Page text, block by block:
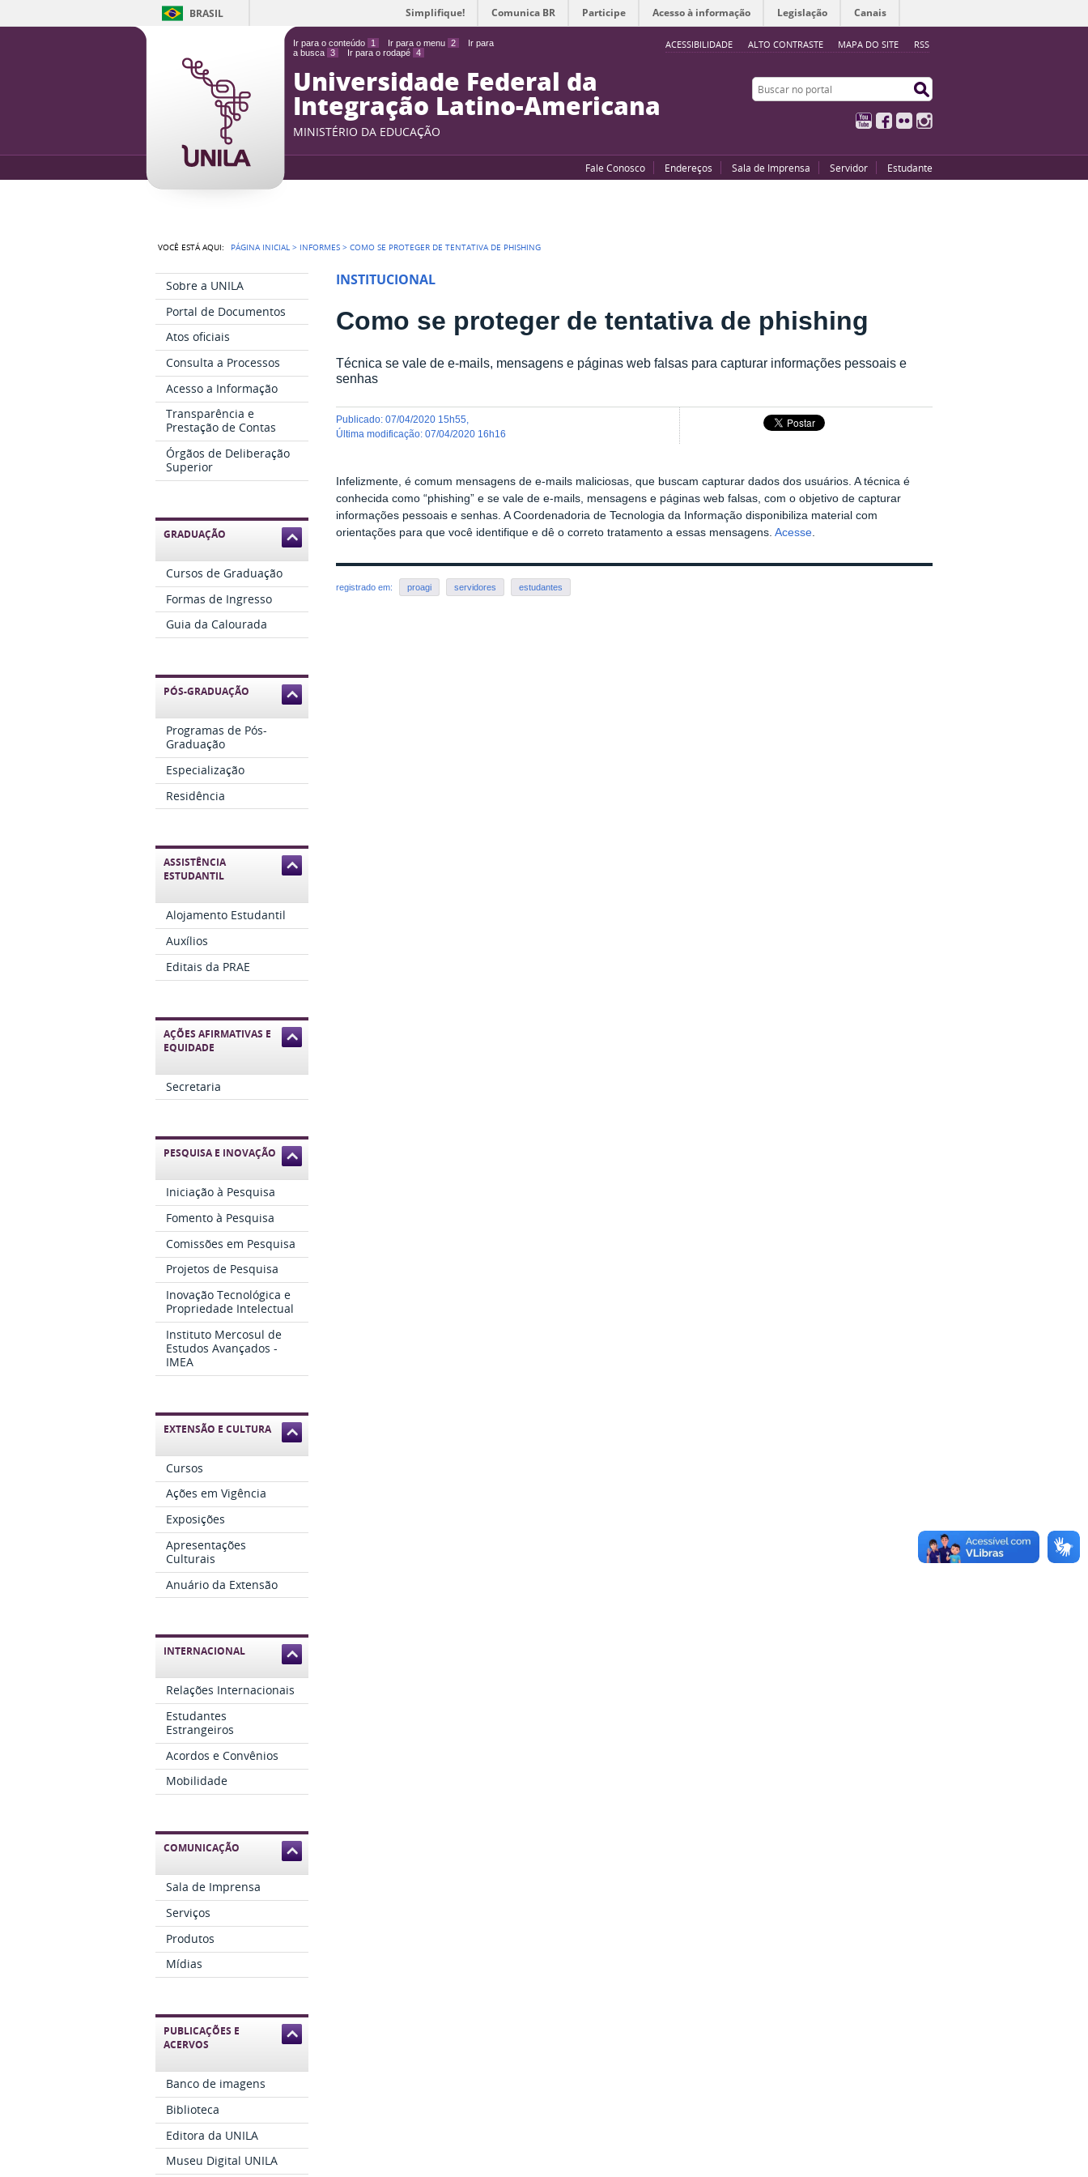
Ir para o conteúdo 1 Ir para o menu 2
Ir para
a busca 3 Ir para o rodapé 4
ACESSIBILIDADE ALTO CONTRASTE MAPA DO SITE RSS
BRASIL Simplifique! Comunica BR Participe Acesso à informação Legislação Canais
Universidade Federal da
Integração Latino-Americana
MINISTÉRIO DA EDUCAÇÃO
Buscar no portal
YouTubeFacebook
Flickr
Fale Conosco Endereços Sala de Imprensa Servidor Estudante
VOCÊ ESTÁ AQUI: PÁGINA INICIAL > INFORMES >COMO SE PROTEGER DE TENTATIVA DE PHISHING
Sobre a UNILA
Portal de Documentos
Atos oficiais
Consulta a Processos
Acesso a Informação
Transparência e
Prestação de Contas
Órgãos de Deliberação
Superior
GRADUAÇÃO
Cursos de Graduação
Formas de Ingresso
Guia da Calourada
PÓS-GRADUAÇÃO
Programas de Pós-
Graduação
Especialização
Residência
ASSISTÊNCIA
ESTUDANTIL
Alojamento Estudantil
Auxílios
Editais da PRAE
AÇÕES AFIRMATIVAS E
EQUIDADE
Secretaria
PESQUISA E INOVAÇÃO
Iniciação à Pesquisa
Fomento à Pesquisa
Comissões em Pesquisa
Projetos de Pesquisa
Inovação Tecnológica e
Propriedade Intelectual
Instituto Mercosul de
Estudos Avançados -
IMEA
EXTENSÃO E CULTURA
Cursos
Ações em Vigência
Exposições
Apresentações
Culturais
Anuário da Extensão
INTERNACIONAL
Relações Internacionais
Estudantes
Estrangeiros
Acordos e Convênios
Mobilidade
COMUNICAÇÃO
Sala de Imprensa
Serviços
Produtos
Mídias
PUBLICAÇÕES E
ACERVOS
Banco de imagens
Biblioteca
Editora da UNILA
Museu Digital UNILA
INSTITUCIONAL
Como se proteger de tentativa de phishing
Técnica se vale de e-mails, mensagens e páginas web falsas para capturar informações pessoais e
senhas
publicado:07/04/2020 15h55
última modificação:07/04/2020 16h16
Infelizmente, é comum mensagens de e-mails maliciosas, que buscam capturar dados dos usuários. A técnica é
conhecida como “phishing” e se vale de e-mails, mensagens e páginas web falsas, com o objetivo de capturar
informações pessoais e senhas. A Coordenadoria de Tecnologia da Informação disponibiliza material com
orientações para que você identifique e dê o correto tratamento a essas mensagens.Acesse
registrado em: proagi servidores estudantes